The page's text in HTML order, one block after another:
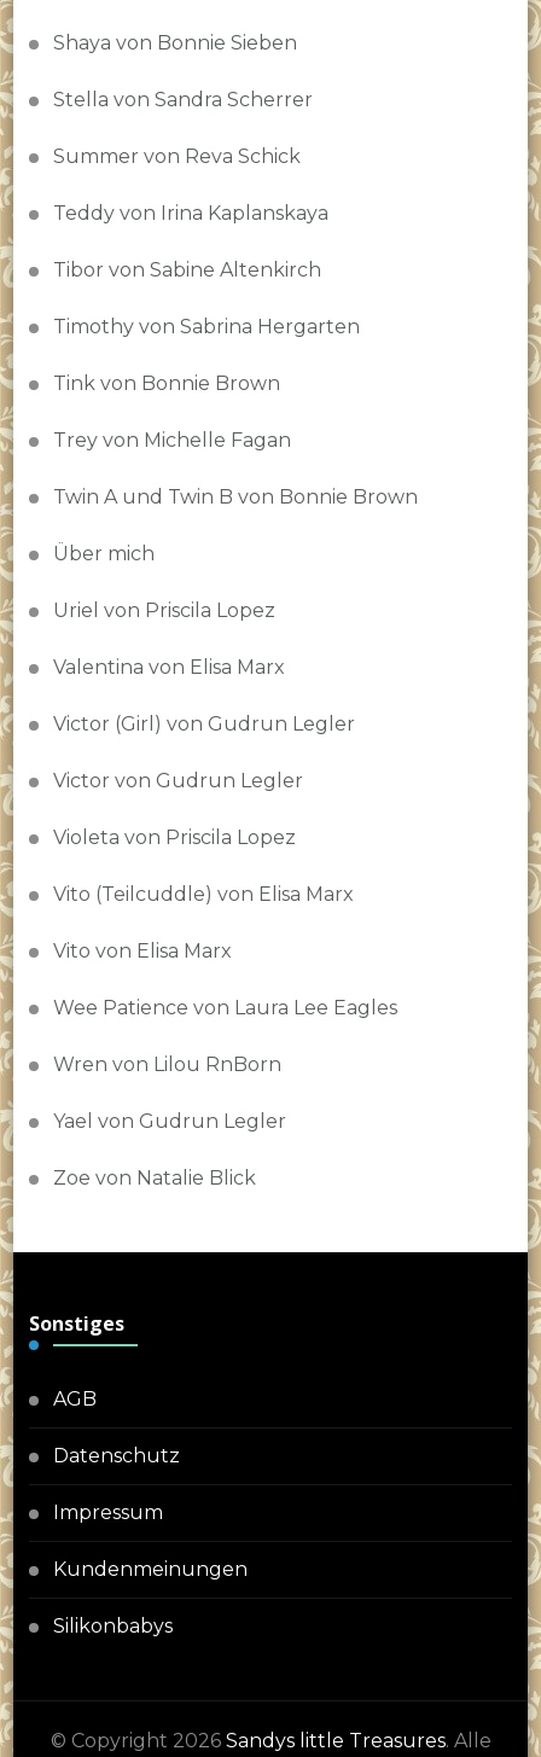
Shaya von Bonnie Sieben
Stella von Sandra Scherrer
Summer von Reva Schick
Teddy von Irina Kaplanskaya
Tibor von Sabine Altenkirch
Timothy von Sabrina Hergarten
Tink von Bonnie Brown
Trey von Michelle Fagan
Twin A und Twin B von Bonnie Brown
Über mich
Uriel von Priscila Lopez
Valentina von Elisa Marx
Victor (Girl) von Gudrun Legler
Victor von Gudrun Legler
Violeta von Priscila Lopez
Vito (Teilcuddle) von Elisa Marx
Vito von Elisa Marx
Wee Patience von Laura Lee Eagles
Wren von Lilou RnBorn
Yael von Gudrun Legler
Zoe von Natalie Blick
Sonstiges
AGB
Datenschutz
Impressum
Kundenmeinungen
Silikonbabys
© Copyright 2026 Sandys little Treasures. Alle